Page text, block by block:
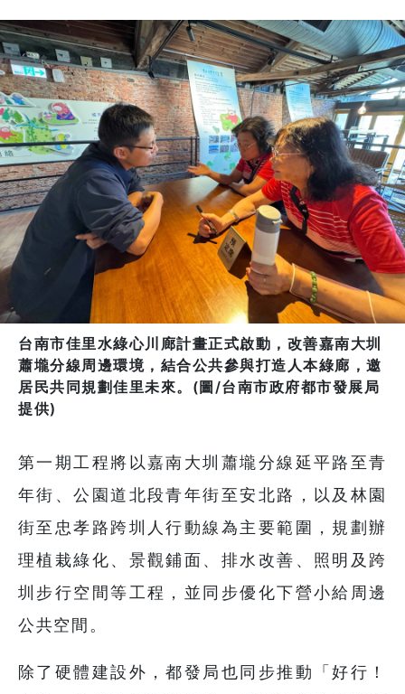
台南市佳里水綠心川廊計畫正式啟動，改善嘉南大圳
蕭壠分線周邊環境，結合公共參與打造人本綠廊，邀
居民共同規劃佳里未來。(圖/台南市政府都市發展局
提供)
第一期工程將以嘉南大圳蕭壠分線延平路至青
年街、公園道北段青年街至安北路，以及林園
街至忠孝路跨圳人行動線為主要範圍，規劃辦
理植栽綠化、景觀鋪面、排水改善、照明及跨
圳步行空間等工程，並同步優化下營小給周邊
公共空間。
除了硬體建設外，都發局也同步推動「好行！